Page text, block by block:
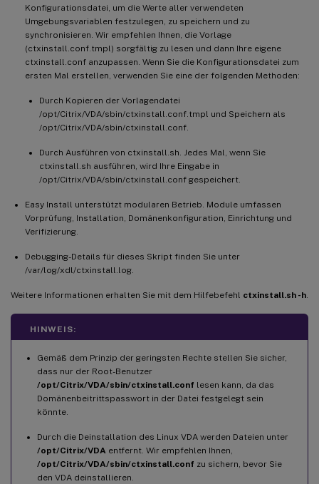
Konfigurationsdatei, um die Werte aller verwendeten
Umgebungsvariablen festzulegen, zu speichern und zu
synchronisieren. Wir empfehlen Ihnen, die Vorlage
(ctxinstall.conf.tmpl) sorgfältig zu lesen und dann Ihre eigene
ctxinstall.conf anzupassen. Wenn Sie die Konfigurationsdatei zum
ersten Mal erstellen, verwenden Sie eine der folgenden Methoden:
Durch Kopieren der Vorlagendatei
/opt/Citrix/VDA/sbin/ctxinstall.conf.tmpl und Speichern als
/opt/Citrix/VDA/sbin/ctxinstall.conf.
Durch Ausführen von ctxinstall.sh. Jedes Mal, wenn Sie
ctxinstall.sh ausführen, wird Ihre Eingabe in
/opt/Citrix/VDA/sbin/ctxinstall.conf gespeichert.
Easy Install unterstützt modularen Betrieb. Module umfassen
Vorprüfung, Installation, Domänenkonfiguration, Einrichtung und
Verifizierung.
Debugging-Details für dieses Skript finden Sie unter
/var/log/xdl/ctxinstall.log.
Weitere Informationen erhalten Sie mit dem Hilfebefehl ctxinstall.sh -h
HINWEIS:
Gemäß dem Prinzip der geringsten Rechte stellen Sie sicher,
dass nur der Root-Benutzer
/opt/Citrix/VDA/sbin/ctxinstall.conf lesen kann, da das
Domänenbeitrittspasswort in der Datei festgelegt sein
könnte.
Durch die Deinstallation des Linux VDA werden Dateien unter
/opt/Citrix/VDA entfernt. Wir empfehlen Ihnen,
/opt/Citrix/VDA/sbin/ctxinstall.conf zu sichern, bevor Sie
den VDA deinstallieren.